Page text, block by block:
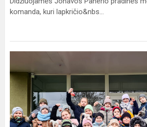
komanda, kuri lapkričio&nbs...
politechnikos
mokykloje